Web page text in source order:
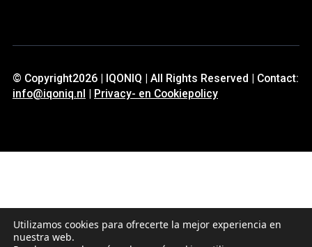
© Copyright2026 | IQONIQ | All Rights Reserved | Contact:
info@iqoniq.nl
Privacy- en Cookiepolicy
Utilizamos cookies para ofrecerte la mejor experiencia en
nuestra web.